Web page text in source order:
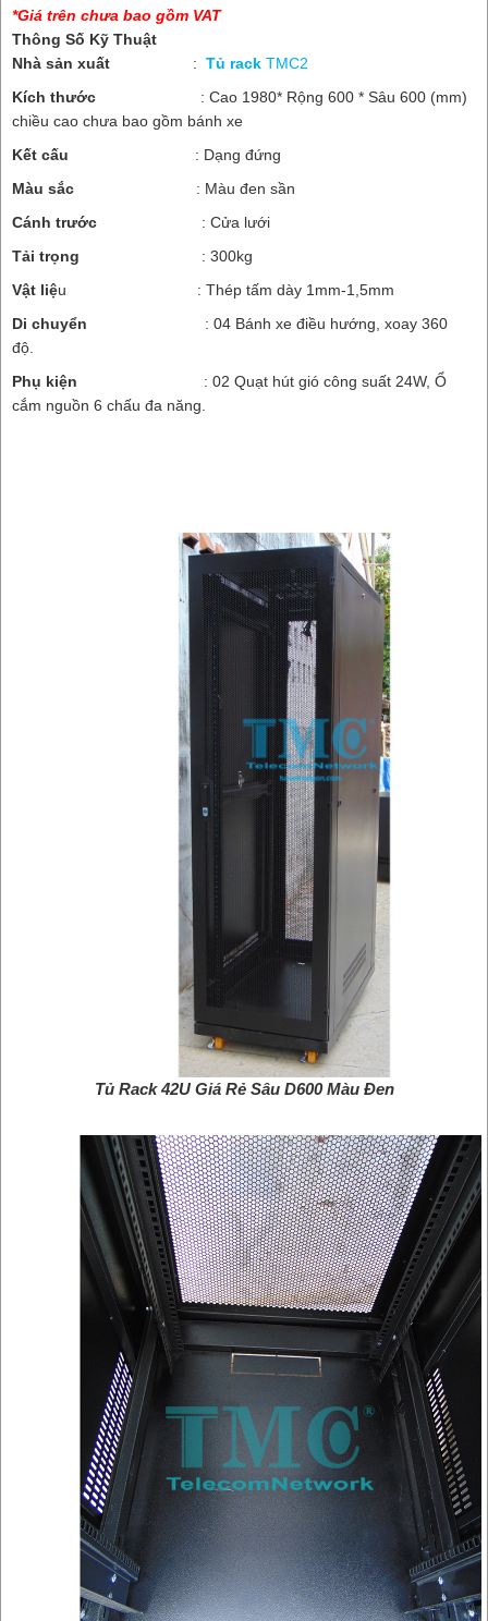
*Giá trên chưa bao gồm VAT
Thông Số Kỹ Thuật
Nhà sản xuất
: Tủ rack TMC2
Kích thước
: Cao 1980* Rộng 600 * Sâu 600 (mm)
chiều cao chưa bao gồm bánh xe
Kết cấu
: Dạng đứng
Màu sắc
: Màu đen sần
Cánh trước
: Cửa lưới
Tải trọng
: 300kg
Vật liệu : Thép tấm dày 1mm-1,5mm
Di chuyển
: 04 Bánh xe điều hướng, xoay 360
độ.
Phụ kiện
: 02 Quạt hút gió công suất 24W, Ổ
cắm nguồn 6 chấu đa năng.
Tủ Rack 42U Giá Rẻ Sâu D600 Màu Đen